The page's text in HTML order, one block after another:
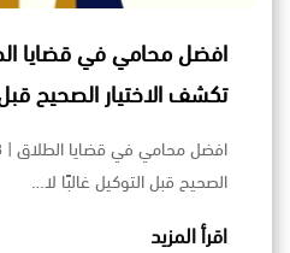
تكشف الاختيار الصحيح
الصحيح قبل التوكيل غالبًا لا…
اقرأ المزيد